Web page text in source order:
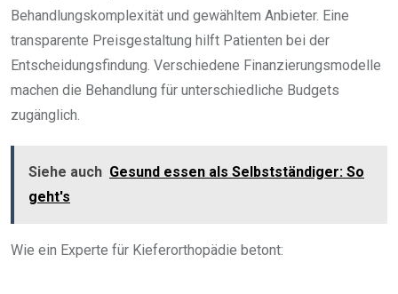
Behandlungskomplexität und gewähltem Anbieter. Eine
transparente Preisgestaltung hilft Patienten bei der
Entscheidungsfindung. Verschiedene Finanzierungsmodelle
machen die Behandlung für unterschiedliche Budgets
zugänglich.
Siehe auch Gesund essen als Selbstständiger: So
geht's
Wie ein Experte für Kieferorthopädie betont: